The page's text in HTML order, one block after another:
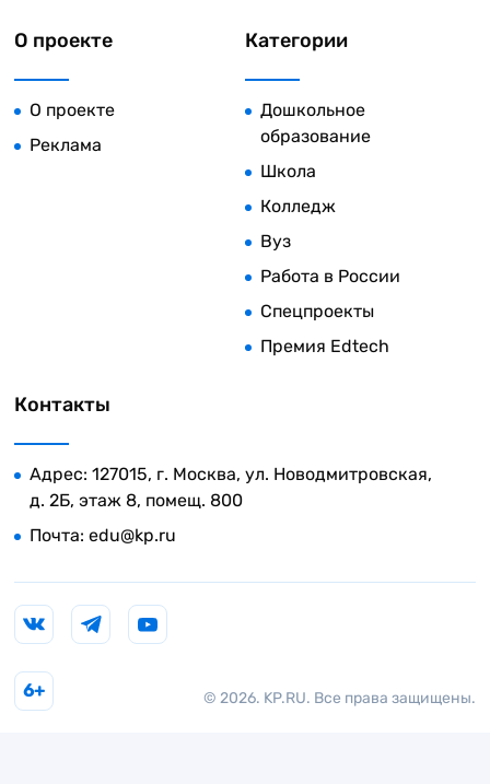
О проекте
О проекте
Реклама
Категории
Дошкольное
образование
Школа
Колледж
Вуз
Работа в России
Спецпроекты
Премия Edtech
Контакты
Адрес: 127015, г. Москва, ул. Новодмитровская,
д. 2Б, этаж 8, помещ. 800
Почта: edu@kp.ru
© 2026. KP.RU. Все права защищены.
6+